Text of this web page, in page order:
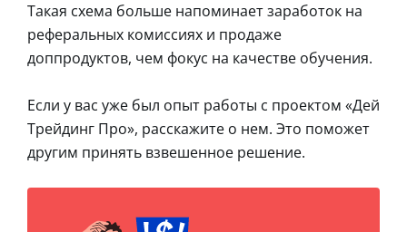
Такая схема больше напоминает заработок на
реферальных комиссиях и продаже
доппродуктов, чем фокус на качестве обучения.
Если у вас уже был опыт работы с проектом «Дей
Трейдинг Про», расскажите о нем. Это поможет
другим принять взвешенное решение.